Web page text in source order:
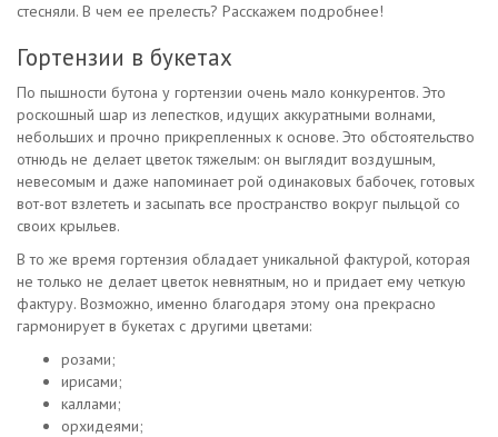
стесняли. В чем ее прелесть? Расскажем подробнее!
Гортензии в букетах
По пышности бутона у гортензии очень мало конкурентов. Это
роскошный шар из лепестков, идущих аккуратными волнами,
небольших и прочно прикрепленных к основе. Это обстоятельство
отнюдь не делает цветок тяжелым: он выглядит воздушным,
невесомым и даже напоминает рой одинаковых бабочек, готовых
вот-вот взлететь и засыпать все пространство вокруг пыльцой со
своих крыльев.
В то же время гортензия обладает уникальной фактурой, которая
не только не делает цветок невнятным, но и придает ему четкую
фактуру. Возможно, именно благодаря этому она прекрасно
гармонирует в букетах с другими цветами:
розами;
ирисами;
каллами;
орхидеями;